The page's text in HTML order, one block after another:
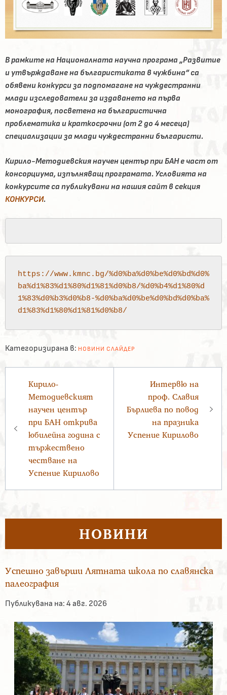
В рамките на Националната научна програма „Развитие
и утвърждаване на българистиката в чужбина“ са
обявени конкурси за подпомагане на чуждестранни
млади изследователи за издаването на първа
монография, посветена на българистична
проблематика и краткосрочни (от 2 до 4 месеца)
специализации за млади чуждестранни българисти.
Кирило-Методиевския научен център при БАН е част от
консорциума, изпълняващ програмата. Условията на
конкурсите са публикувани на нашия сайт в секция
КОНКУРСИ.
https://www.kmnc.bg/%d0%ba%d0%be%d0%bd%d0%
ba%d1%83%d1%80%d1%81%d0%b8/%d0%b4%d1%80%d
1%83%d0%b3%d0%b8-%d0%ba%d0%be%d0%bd%d0%ba%
d1%83%d1%80%d1%81%d0%b8/
Категоризирана в: НОВИНИ СЛАЙДЕР
Кирило-
Методиевският
научен център
при БАН открива
юбилейна година с
тържествено
честване на
Успение Кирилово
Интервю на
проф. Славия
Бърлиева по повод
на празника
Успение Кирилово
НОВИНИ
Успешно завърши Лятната школа по славянска
палеография
Публикувана на: 4 авг. 2026